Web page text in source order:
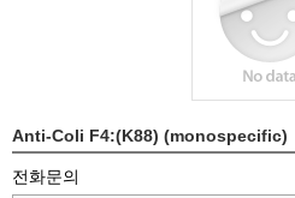
Anti-Coli F4:(K88) (monospecific)
전화문의